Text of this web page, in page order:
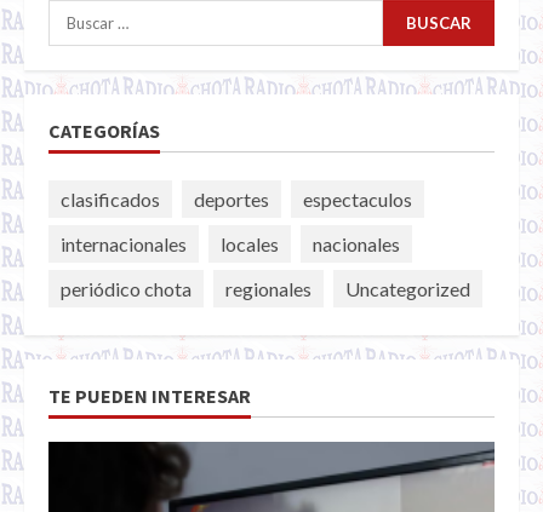
Buscar:
CATEGORÍAS
clasificados deportes
espectaculos
internacionales
locales
nacionales
periódico chota
regionales Uncategorized
TE PUEDEN INTERESAR